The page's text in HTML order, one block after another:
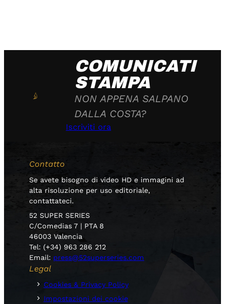
COMUNICATI
STAMPA
NON APPENA SALPANO
DALLA COSTA?
Iscriviti ora
Contatto
Se avete bisogno di video HD e immagini ad
alta risoluzione per uso editoriale,
contattateci.
52 SUPER SERIES
C/Comedias 7 | PTA 8
46003 Valencia
Tel: (+34) 963 286 212
Email: press@52superseries.com
Legal
Cookies & Privacy Policy
Impostazioni dei cookie